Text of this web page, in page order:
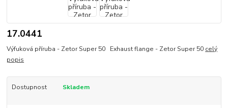
17.0441
Výfuková příruba - Zetor Super 50 Exhaust flange - Zetor Super 50 celý
popis
Dostupnost Skladem